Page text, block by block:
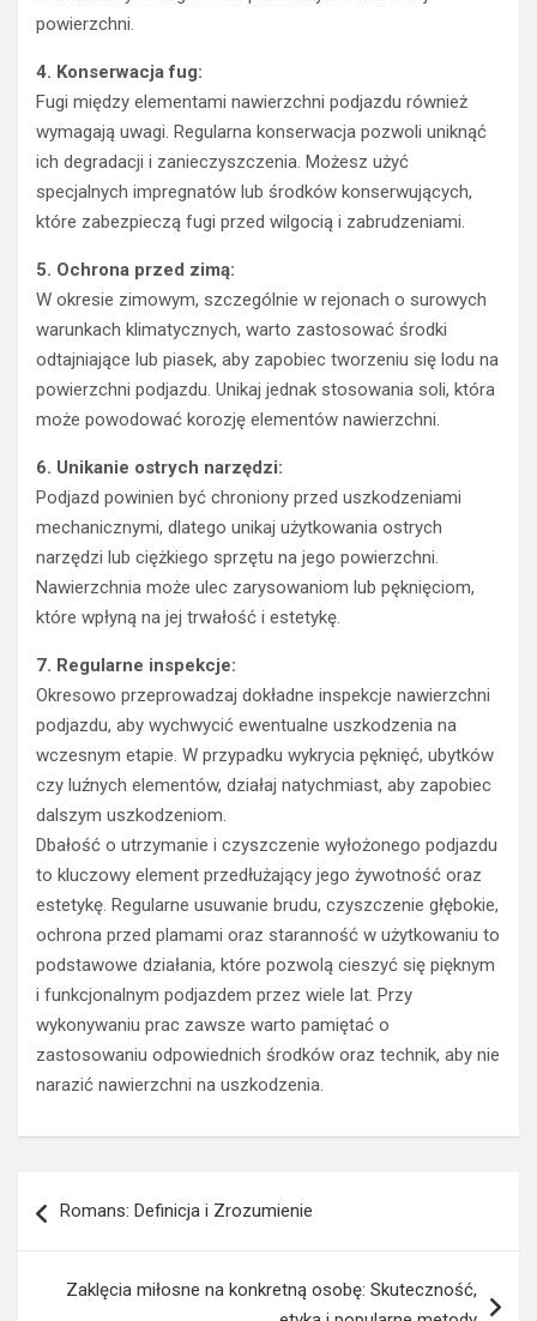
powierzchni.
4. Konserwacja fug:
Fugi między elementami nawierzchni podjazdu również
wymagają uwagi. Regularna konserwacja pozwoli uniknąć
ich degradacji i zanieczyszczenia. Możesz użyć
specjalnych impregnatów lub środków konserwujących,
które zabezpieczą fugi przed wilgocią i zabrudzeniami.
5. Ochrona przed zimą:
W okresie zimowym, szczególnie w rejonach o surowych
warunkach klimatycznych, warto zastosować środki
odtajniające lub piasek, aby zapobiec tworzeniu się lodu na
powierzchni podjazdu. Unikaj jednak stosowania soli, która
może powodować korozję elementów nawierzchni.
6. Unikanie ostrych narzędzi:
Podjazd powinien być chroniony przed uszkodzeniami
mechanicznymi, dlatego unikaj użytkowania ostrych
narzędzi lub ciężkiego sprzętu na jego powierzchni.
Nawierzchnia może ulec zarysowaniom lub pęknięciom,
które wpłyną na jej trwałość i estetykę.
7. Regularne inspekcje:
Okresowo przeprowadzaj dokładne inspekcje nawierzchni
podjazdu, aby wychwycić ewentualne uszkodzenia na
wczesnym etapie. W przypadku wykrycia pęknięć, ubytków
czy luźnych elementów, działaj natychmiast, aby zapobiec
dalszym uszkodzeniom.
Dbałość o utrzymanie i czyszczenie wyłożonego podjazdu
to kluczowy element przedłużający jego żywotność oraz
estetykę. Regularne usuwanie brudu, czyszczenie głębokie,
ochrona przed plamami oraz staranność w użytkowaniu to
podstawowe działania, które pozwolą cieszyć się pięknym
i funkcjonalnym podjazdem przez wiele lat. Przy
wykonywaniu prac zawsze warto pamiętać o
zastosowaniu odpowiednich środków oraz technik, aby nie
narazić nawierzchni na uszkodzenia.
wpisu
Romans: Definicja i Zrozumienie
Zaklęcia miłosne na konkretną osobę: Skuteczność,